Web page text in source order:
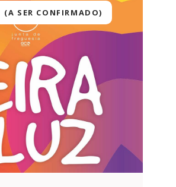
(A SER CONFIRMADO)